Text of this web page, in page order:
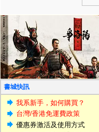
書城快訊
我系新手，如何購買？
台灣/香港免運費政策
優惠券激活及使用方式